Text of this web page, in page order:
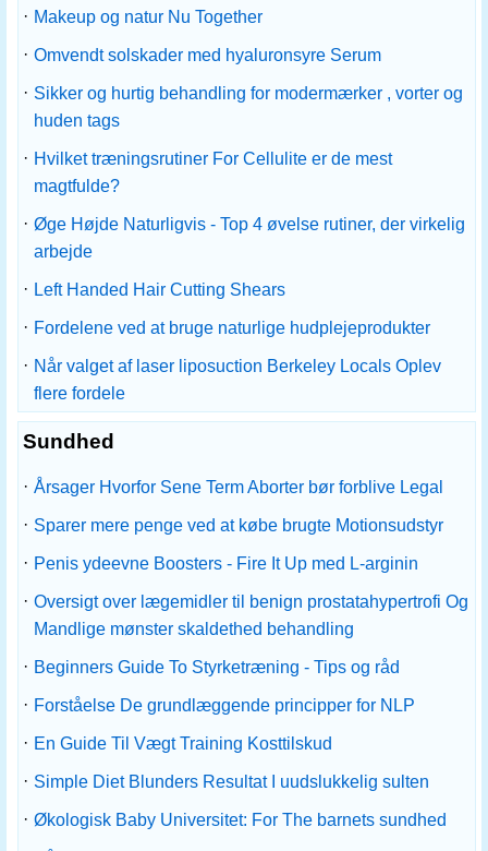
· Makeup og natur Nu Together
· Omvendt solskader med hyaluronsyre Serum
· Sikker og hurtig behandling for modermærker , vorter og
huden tags
· Hvilket træningsrutiner For Cellulite er de mest
magtfulde?
· Øge Højde Naturligvis - Top 4 øvelse rutiner, der virkelig
arbejde
· Left Handed Hair Cutting Shears
· Fordelene ved at bruge naturlige hudplejeprodukter
· Når valget af laser liposuction Berkeley Locals Oplev
flere fordele
Sundhed
· Årsager Hvorfor Sene Term Aborter bør forblive Legal
· Sparer mere penge ved at købe brugte Motionsudstyr
· Penis ydeevne Boosters - Fire It Up med L-arginin
· Oversigt over lægemidler til benign prostatahypertrofi Og
Mandlige mønster skaldethed behandling
· Beginners Guide To Styrketræning - Tips og råd
· Forståelse De grundlæggende principper for NLP
· En Guide Til Vægt Training Kosttilskud
· Simple Diet Blunders Resultat I uudslukkelig sulten
· Økologisk Baby Universitet: For The barnets sundhed